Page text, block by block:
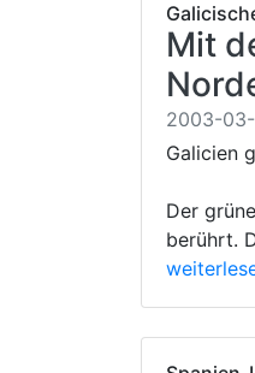
Mit
2003-03-
Galicien
Der
berührt.